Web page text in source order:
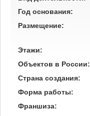
Год основания:
Размещение:
Этажи:
Объектов в России:
Страна создания:
Форма работы:
Франшиза: